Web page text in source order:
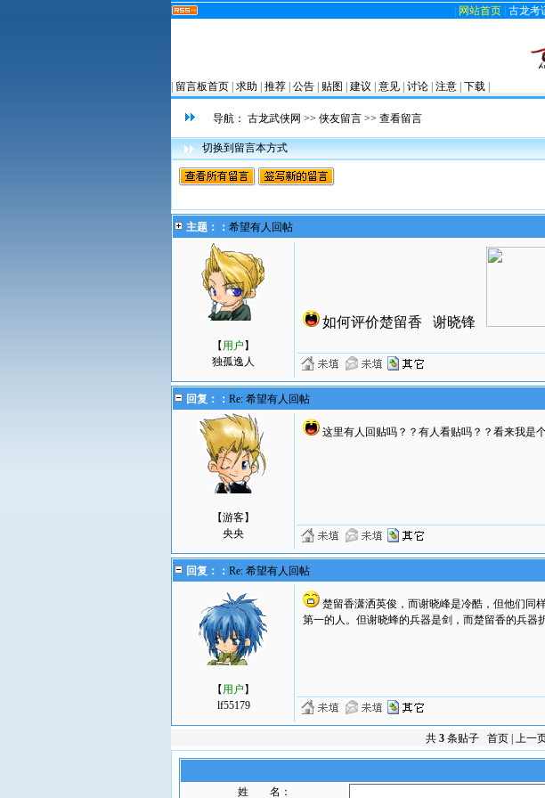
网站首页 古龙考
留言板首页 求助 推荐 公告 贴图 建议 意见 讨论 注意 下载
导航： 古龙武侠网 >> 侠友留言 >> 查看留言
切换到留言本方式
主题：： 希望有人回帖
【 用户 】
独孤逸人
如何评价楚留香 谢晓锋
回复：： Re: 希望有人回帖
【游客】
央央
这里有人回贴吗？？有人看贴吗？？看来我是
回复：： Re: 希望有人回帖
【 用户 】
lf55179
楚留香潇洒英俊，而谢晓峰是冷酷，但他们同
第一的人。但谢晓蜂的兵器是剑，而楚留香的兵器
共 3条贴子 首页 | 上一页
姓 名：